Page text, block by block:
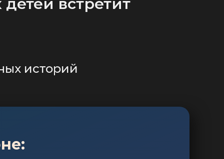
встретит
историй